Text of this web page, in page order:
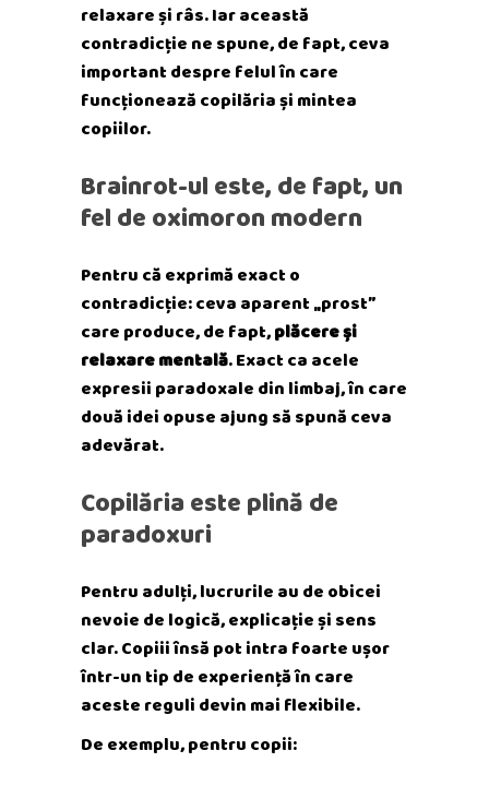
relaxare și râs. Iar această
contradicție ne spune, de fapt, ceva
important despre felul în care
funcționează copilăria și mintea
copiilor.
Brainrot-ul este, de fapt, un
fel de oximoron modern
Pentru că exprimă exact o
contradicție: ceva aparent „prost”
care produce, de fapt,plăcere și
relaxare mentală. Exact ca acele
expresii paradoxale din limbaj, în care
două idei opuse ajung să spună ceva
adevărat.
Copilăria este plină de
paradoxuri
Pentru adulți, lucrurile au de obicei
nevoie de logică, explicație și sens
clar. Copiii însă pot intra foarte ușor
într-un tip de experiență în care
aceste reguli devin mai flexibile.
De exemplu, pentru copii: